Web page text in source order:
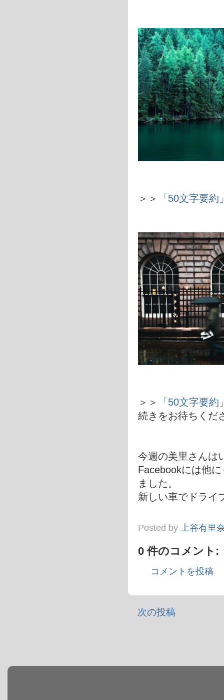
＞＞ 「50文字要
＞＞
「50文字要
続きをお待ちくだ
今週の美里さんは
Facebookには他
ました。
新しい車でドライ
Posted by 上谷有里
0 件のコメント:
コメントを投稿
次の投稿